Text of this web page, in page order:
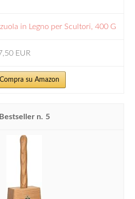
in Legno per Scultori, 400 G
EUR
Compra su Amazon
5